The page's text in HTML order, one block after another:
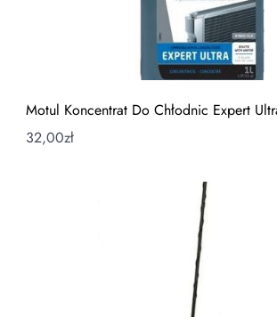
Motul Koncentrat Do Chłodnic Expert
32,00zł